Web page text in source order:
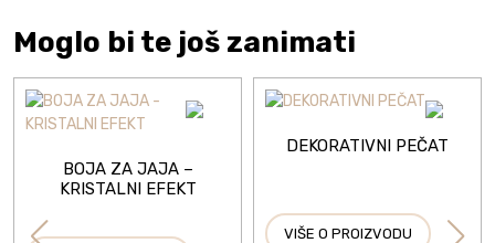
Moglo bi te još zanimati
BOJA ZA JAJA –
KRISTALNI EFEKT
DEKORATIVNI PEČAT
VIŠE O PROIZVODU